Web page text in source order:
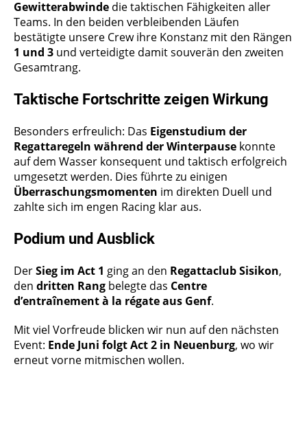
Gewitterabwinde die taktischen Fähigkeiten aller
Teams. In den beiden verbleibenden Läufen
bestätigte unsere Crew ihre Konstanz mit den Rängen
1 und 3 und verteidigte damit souverän den zweiten
Gesamtrang.
Taktische Fortschritte zeigen Wirkung
Besonders erfreulich: Das Eigenstudium der
Regattaregeln während der Winterpause konnte
auf dem Wasser konsequent und taktisch erfolgreich
umgesetzt werden. Dies führte zu einigen
Überraschungsmomenten im direkten Duell und
zahlte sich im engen Racing klar aus.
Podium und Ausblick
DerSieg im Act 1 ging an den Regattaclub Sisikon,
den dritten Rang belegte das Centre
d’entraînement à la régate aus Genf.
Mit viel Vorfreude blicken wir nun auf den nächsten
Event: Ende Juni folgt Act 2 in Neuenburg, wo wir
erneut vorne mitmischen wollen.